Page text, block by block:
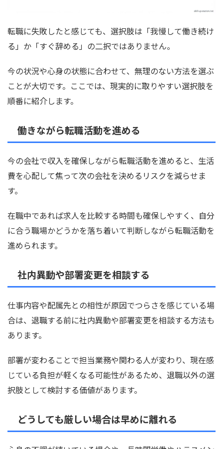
転職に失敗したと感じても、選択肢は「我慢して働き続け
る」か「すぐ辞める」の二択ではありません。
今の状況や心身の状態に合わせて、無理のない方法を選ぶ
ことが大切です。ここでは、現実的に取りやすい選択肢を
順番に紹介します。
働きながら転職活動を進める
今の会社で収入を確保しながら転職活動を進めると、生活
費を心配して焦って次の会社を決めるリスクを減らせま
す。
在職中であれば求人を比較する時間も確保しやすく、自分
に合う職場かどうかを落ち着いて判断しながら転職活動を
進められます。
社内異動や部署変更を相談する
仕事内容や配属先との相性が原因でつらさを感じている場
合は、退職する前に社内異動や部署変更を相談する方法も
あります。
部署が変わることで担当業務や関わる人が変わり、現在感
じている負担が軽くなる可能性があるため、退職以外の選
択肢として検討する価値があります。
どうしても厳しい場合は早めに離れる